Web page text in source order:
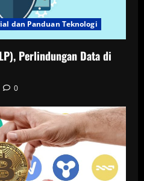
dan Panduan Teknologi
Perlindungan Data di
0